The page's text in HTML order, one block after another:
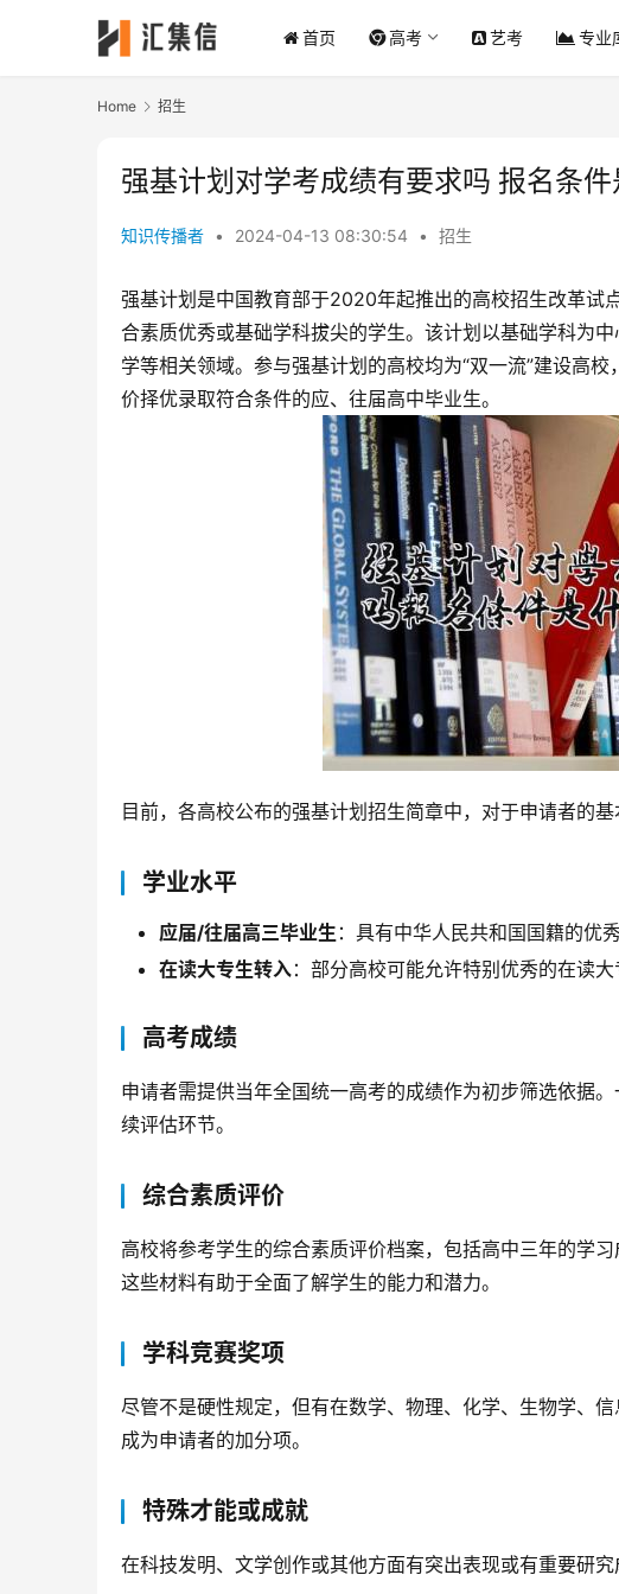
首页 高考 艺考 专业
Home 招生
强基计划对学考成绩有要求吗 报名条件
知识传播者 • 2024-04-13 08:30:54 • 招生
强基计划是中国教育部于2020年起推出的高校招生改革试
合素质优秀或基础学科拔尖的学生。该计划以基础学科为
学等相关领域。参与强基计划的高校均为“双一流”建设高
价择优录取符合条件的应、往届高中毕业生。
目前，各高校公布的强基计划招生简章中，对于申请者的基
学业水平
应届/往届高三毕业生 ：具有中华人民共和国国籍的优
在读大专生转入：部分高校可能允许特别优秀的在读
高考成绩
申请者需提供当年全国统一高考的成绩作为初步筛选依据
续评估环节。
综合素质评价
高校将参考学生的综合素质评价档案，包括高中三年的学
这些材料有助于全面了解学生的能力和潜力。
学科竞赛奖项
尽管不是硬性规定，但有在数学、物理、化学、生物学、
成为申请者的加分项。
特殊才能或成就
在科技发明、文学创作或其他方面有突出表现或有重要研究